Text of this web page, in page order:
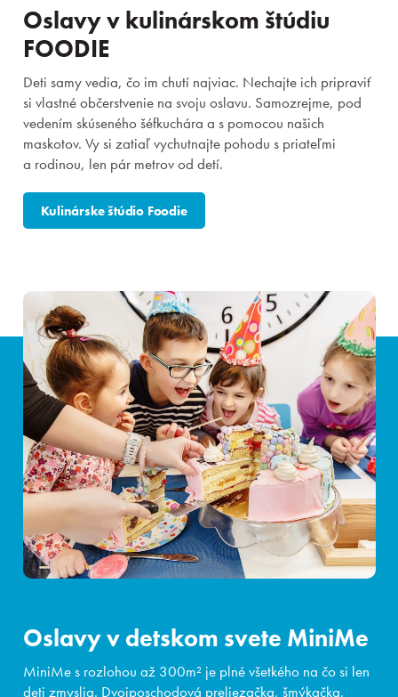
Oslavy v kulinárskom štúdiu
FOODIE
Deti samy vedia, čo im chutí najviac. Nechajte ich pripraviť
si vlastné občerstvenie na svoju oslavu. Samozrejme, pod
vedením skúseného šéfkuchára a s pomocou našich
maskotov. Vy si zatiaľ vychutnajte pohodu s priateľmi
a rodinou, len pár metrov od detí.
Kulinárske štúdio Foodie
Oslavy v detskom svete MiniMe
MiniMe s rozlohou až 300m² je plné všetkého na čo si len
deti zmyslia. Dvojposchodová preliezačka, šmýkačka,